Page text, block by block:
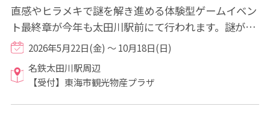
直感やヒラメキで謎を解き進める体験型ゲームイベン
ト最終章が今年も太田川駅前にて行われます。謎が解
けた時の快感や、非日常的な体験をお楽しみ...
2026年5月22日(金) ～ 10月18日(日)
名鉄太田川駅周辺
【受付】東海市観光物産プラザ